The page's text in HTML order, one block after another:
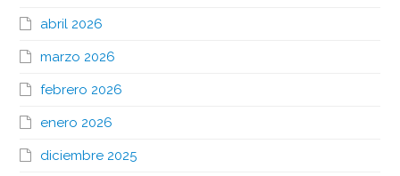
abril 2026
marzo 2026
febrero 2026
enero 2026
diciembre 2025